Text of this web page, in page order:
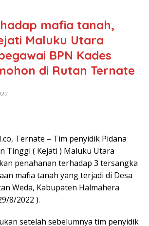
mafia tanah,
Maluku Utara
BPN Kades
di Rutan Ternate
Ternate – Tim penyidik Pidana
Tinggi ( Kejati ) Maluku Utara
penahanan terhadap 3 tersangka
mafia tanah yang terjadi di Desa
Weda, Kabupaten Halmahera
8/2022 ).
setelah sebelumnya tim penyidik